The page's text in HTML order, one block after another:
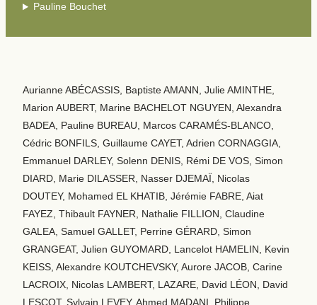
Pauline Bouchet
Aurianne ABÉCASSIS, Baptiste AMANN, Julie AMINTHE,
Marion AUBERT, Marine BACHELOT NGUYEN, Alexandra
BADEA, Pauline BUREAU, Marcos CARAMÉS-BLANCO,
Cédric BONFILS, Guillaume CAYET, Adrien CORNAGGIA,
Emmanuel DARLEY, Solenn DENIS, Rémi DE VOS, Simon
DIARD, Marie DILASSER, Nasser DJEMAÏ, Nicolas
DOUTEY, Mohamed EL KHATIB, Jérémie FABRE, Aiat
FAYEZ, Thibault FAYNER, Nathalie FILLION, Claudine
GALEA, Samuel GALLET, Perrine GÉRARD, Simon
GRANGEAT, Julien GUYOMARD, Lancelot HAMELIN, Kevin
KEISS, Alexandre KOUTCHEVSKY, Aurore JACOB, Carine
LACROIX, Nicolas LAMBERT, LAZARE, David LÉON, David
LESCOT, Sylvain LEVEY, Ahmed MADANI, Philippe